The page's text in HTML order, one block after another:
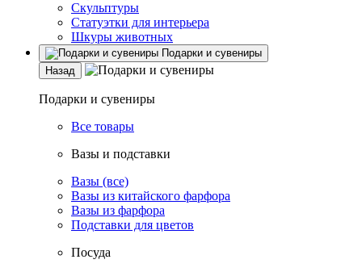
Скульптуры
Статуэтки для интерьера
Шкуры животных
Подарки и сувениры
Назад
Подарки и сувениры
Все товары
Вазы и подставки
Вазы (все)
Вазы из китайского фарфора
Вазы из фарфора
Подставки для цветов
Посуда